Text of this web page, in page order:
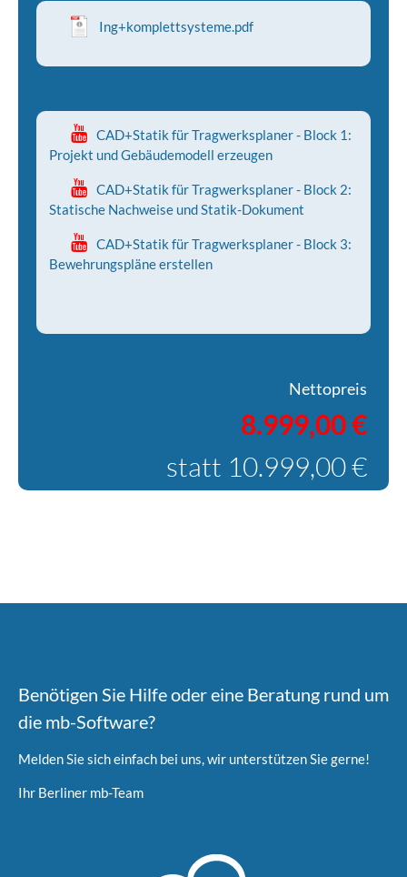
Ing+komplettsysteme.pdf
CAD+Statik für Tragwerksplaner - Block 1:
Projekt und Gebäudemodell erzeugen
CAD+Statik für Tragwerksplaner - Block 2:
Statische Nachweise und Statik-Dokument
CAD+Statik für Tragwerksplaner - Block 3:
Bewehrungspläne erstellen
Nettopreis
8.999,00 €
statt 10.999,00 €
Benötigen Sie Hilfe oder eine Beratung rund um
die mb-Software?
Melden Sie sich einfach bei uns, wir unterstützen Sie gerne!
Ihr Berliner mb-Team